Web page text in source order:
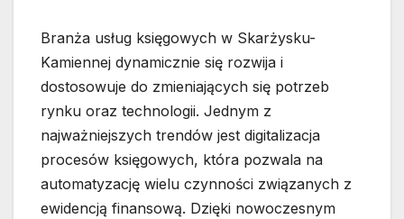
Branża usług księgowych w Skarżysku-
Kamiennej dynamicznie się rozwija i
dostosowuje do zmieniających się potrzeb
rynku oraz technologii. Jednym z
najważniejszych trendów jest digitalizacja
procesów księgowych, która pozwala na
automatyzację wielu czynności związanych z
ewidencją finansową. Dzięki nowoczesnym